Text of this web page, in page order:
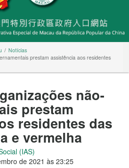
Notícias
prestam assistência aos residentes
não-
prestam
residentes das
e vermelha
(IAS)
de 2021 às 23:25